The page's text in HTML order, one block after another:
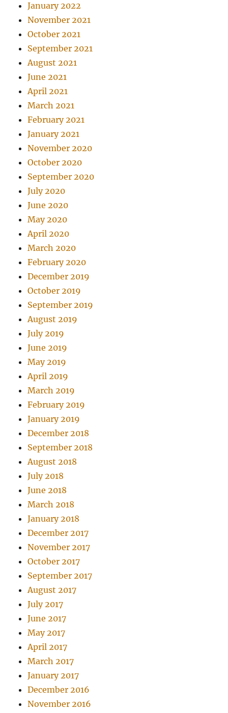
January 2022
November 2021
October 2021
September 2021
August 2021
June 2021
April 2021
March 2021
February 2021
January 2021
November 2020
October 2020
September 2020
July 2020
June 2020
May 2020
April 2020
March 2020
February 2020
December 2019
October 2019
September 2019
August 2019
July 2019
June 2019
May 2019
April 2019
March 2019
February 2019
January 2019
December 2018
September 2018
August 2018
July 2018
June 2018
March 2018
January 2018
December 2017
November 2017
October 2017
September 2017
August 2017
July 2017
June 2017
May 2017
April 2017
March 2017
January 2017
December 2016
November 2016